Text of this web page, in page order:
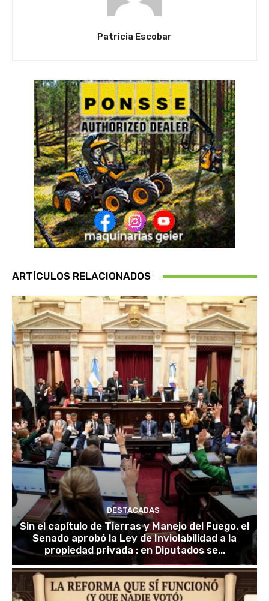
Patricia Escobar
ARTÍCULOS RELACIONADOS
DESTACADAS
Sin el capítulo de Tierras y Manejo del Fuego, el
Senado aprobó la Ley de Inviolabilidad a la
propiedad privada : en Diputados se...